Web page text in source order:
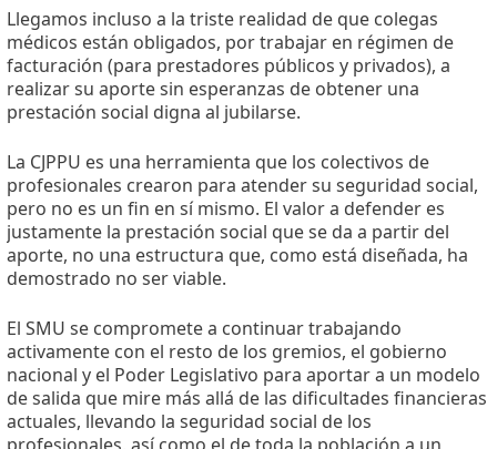
Llegamos incluso a la triste realidad de que colegas
médicos están obligados, por trabajar en régimen de
facturación (para prestadores públicos y privados), a
realizar su aporte sin esperanzas de obtener una
prestación social digna al jubilarse.
La CJPPU es una herramienta que los colectivos de
profesionales crearon para atender su seguridad social,
pero no es un fin en sí mismo. El valor a defender es
justamente la prestación social que se da a partir del
aporte, no una estructura que, como está diseñada, ha
demostrado no ser viable.
El SMU se compromete a continuar trabajando
activamente con el resto de los gremios, el gobierno
nacional y el Poder Legislativo para aportar a un modelo
de salida que mire más allá de las dificultades financieras
actuales, llevando la seguridad social de los